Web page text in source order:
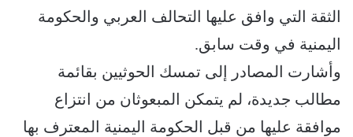
الثقة التي وافق عليها التحالف العربي والحكومة
اليمنية في وقت سابق.
وأشارت المصادر إلى تمسك الحوثيين بقائمة
مطالب جديدة، لم يتمكن المبعوثان من انتزاع
موافقة عليها من قبل الحكومة اليمنية المعترف بها